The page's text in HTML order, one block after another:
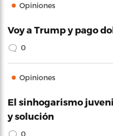
Opiniones
Voy a Trump y pago
0
Opiniones
El sinhogarismo
y solución
0